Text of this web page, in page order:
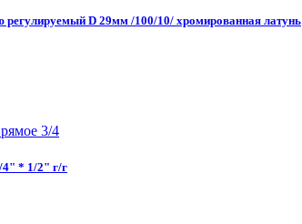
регулируемый D 29мм /100/10/ хромированная латунь
4" * 1/2" г/г